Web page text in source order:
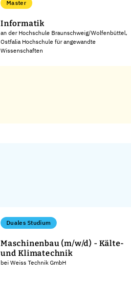
Master
Informatik
an der Hochschule Braunschweig/Wolfenbüttel,
Ostfalia Hochschule für angewandte
Wissenschaften
Duales Studium
Maschinenbau (m/w/d) - Kälte-
und Klimatechnik
bei Weiss Technik GmbH